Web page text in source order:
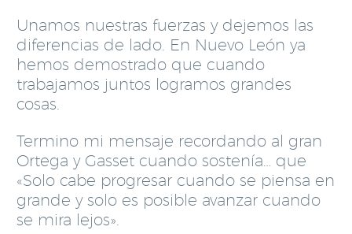
Unamos nuestras fuerzas y dejemos las
diferencias de lado. En Nuevo León ya
hemos demostrado que cuando
trabajamos juntos logramos grandes
cosas.
Termino mi mensaje recordando al gran
Ortega y Gasset cuando sostenía… que
«Solo cabe progresar cuando se piensa en
grande y solo es posible avanzar cuando
se mira lejos».